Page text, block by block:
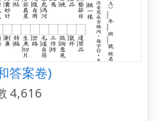
答案卷)
4,616